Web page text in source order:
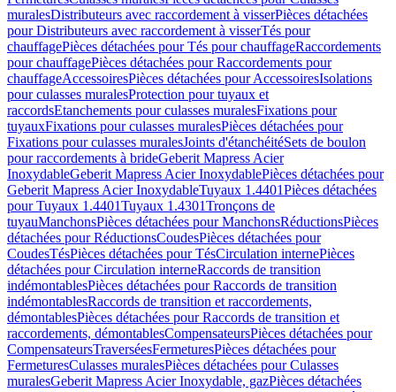
muralesDistributeurs avec raccordement à visserPièces détachées
pour Distributeurs avec raccordement à visserTés pour
chauffagePièces détachées pour Tés pour chauffageRaccordements
pour chauffagePièces détachées pour Raccordements pour
chauffageAccessoiresPièces détachées pour AccessoiresIsolations
pour culasses muralesProtection pour tuyaux et
raccordsEtanchements pour culasses muralesFixations pour
tuyauxFixations pour culasses muralesPièces détachées pour
Fixations pour culasses muralesJoints d'étanchéitéSets de boulon
pour raccordements à brideGeberit Mapress Acier
InoxydableGeberit Mapress Acier InoxydablePièces détachées pour
Geberit Mapress Acier InoxydableTuyaux 1.4401Pièces détachées
pour Tuyaux 1.4401Tuyaux 1.4301Tronçons de
tuyauManchonsPièces détachées pour ManchonsRéductionsPièces
détachées pour RéductionsCoudesPièces détachées pour
CoudesTésPièces détachées pour TésCirculation internePièces
détachées pour Circulation interneRaccords de transition
indémontablesPièces détachées pour Raccords de transition
indémontablesRaccords de transition et raccordements,
démontablesPièces détachées pour Raccords de transition et
raccordements, démontablesCompensateursPièces détachées pour
CompensateursTraverséesFermeturesPièces détachées pour
FermeturesCulasses muralesPièces détachées pour Culasses
muralesGeberit Mapress Acier Inoxydable, gazPièces détachées